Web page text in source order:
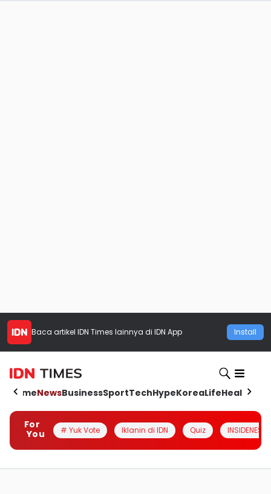
Baca artikel IDN Times lainnya di IDN App Install
HomeNewsBusinessSportTechHypeKoreaLifeHealth
For
You
# Yuk Vote Iklanin di IDN Quiz INSIDENESIA